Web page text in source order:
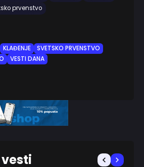
prvenstvo
KLAĐENJE
SVETSKO PRVENSTVO
VESTI DANA